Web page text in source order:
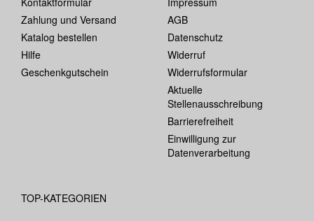
Zahlung und Versand
Katalog bestellen
Hilfe
Geschenkgutschein
AGB
Datenschutz
Widerruf
Widerrufsformular
Aktuelle
Stellenausschreibung
Barrierefreiheit
Einwilligung zur
Datenverarbeitung
TOP-KATEGORIEN